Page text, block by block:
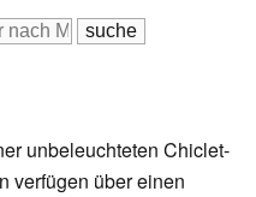
unbeleuchteten Chiclet-
verfügen über einen